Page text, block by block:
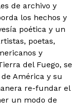
de archivo y
los hechos y
poética y un
poetas,
y
del Fuego, se
América y su
re-fundar el
un modo de